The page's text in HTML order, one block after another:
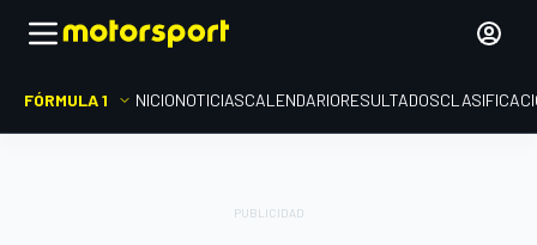
FÓRMULA 1 INICIONOTICIASCALENDARIORESULTADOS